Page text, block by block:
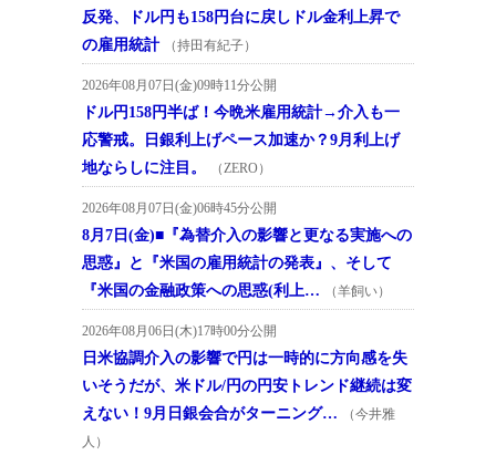
反発、ドル円も158円台に戻しドル金利上昇で
の雇用統計
（持田有紀子）
2026年08月07日(金)09時11分公開
ドル円158円半ば！今晩米雇用統計→介入も一
応警戒。日銀利上げペース加速か？9月利上げ
地ならしに注目。
（ZERO）
2026年08月07日(金)06時45分公開
8月7日(金)■『為替介入の影響と更なる実施への
思惑』と『米国の雇用統計の発表』、そして
『米国の金融政策への思惑(利上…
（羊飼い）
2026年08月06日(木)17時00分公開
日米協調介入の影響で円は一時的に方向感を失
いそうだが、米ドル/円の円安トレンド継続は変
えない！9月日銀会合がターニング…
（今井雅
人）